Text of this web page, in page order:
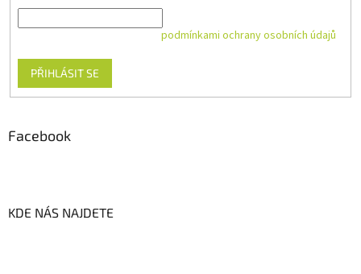
podmínkami ochrany osobních údajů
PŘIHLÁSIT SE
Facebook
KDE NÁS NAJDETE